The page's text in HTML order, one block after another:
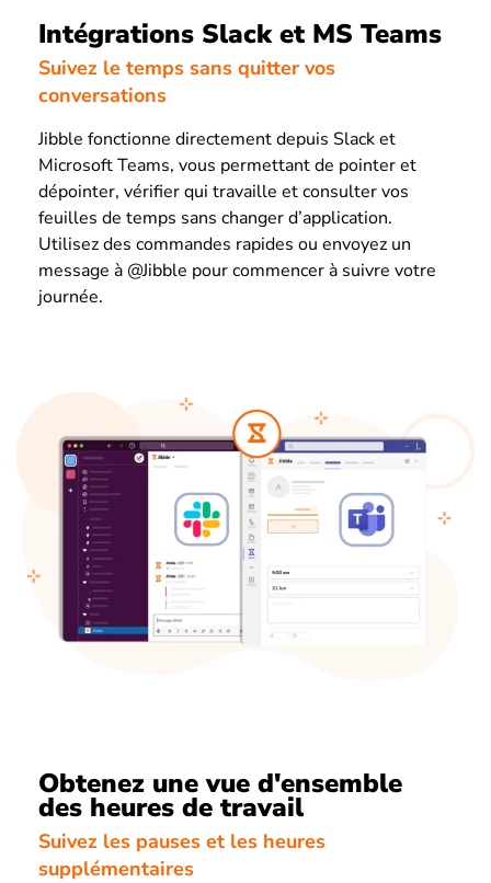
Intégrations Slack et MS Teams
Suivez le temps sans quitter vos
conversations
Jibble fonctionne directement depuis Slack et
Microsoft Teams, vous permettant de pointer et
dépointer, vérifier qui travaille et consulter vos
feuilles de temps sans changer d’application.
Utilisez des commandes rapides ou envoyez un
message à @Jibble pour commencer à suivre votre
journée.
Obtenez une vue d'ensemble
des heures de travail
Suivez les pauses et les heures
supplémentaires